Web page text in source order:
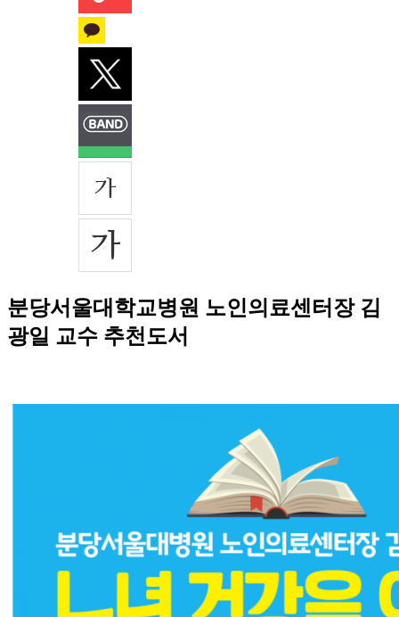
분당서울대학교병원 노인의료센터장 김
광일 교수 추천도서